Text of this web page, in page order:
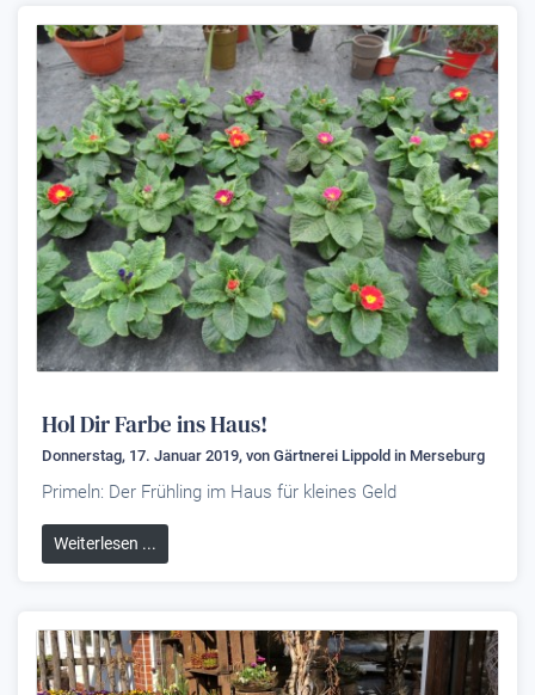
Hol Dir Farbe ins Haus!
Donnerstag, 17. Januar 2019, von Gärtnerei Lippold in Merseburg
Primeln: Der Frühling im Haus für kleines Geld
Weiterlesen ...